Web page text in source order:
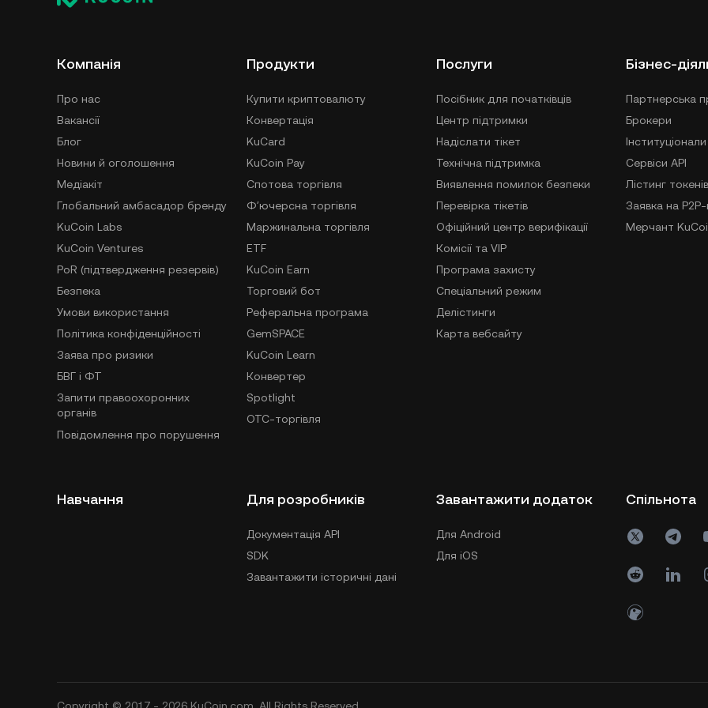
Компанія
Про нас
Вакансії
Блог
Новини й оголошення
Медіакіт
Глобальний амбасадор бренду
KuCoin Labs
KuCoin Ventures
PoR (підтвердження резервів)
Безпека
Умови використання
Політика конфіденційності
Заява про ризики
БВГ і ФТ
Запити правоохоронних
органів
Повідомлення про порушення
Продукти
Купити криптовалюту
Конвертація
KuCard
KuCoin Pay
Спотова торгівля
Фʼючерсна торгівля
Маржинальна торгівля
ETF
KuCoin Earn
Торговий бот
Реферальна програма
GemSPACE
KuCoin Learn
Конвертер
Spotlight
OTC-торгівля
Послуги
Посібник для початківців
Центр підтримки
Надіслати тікет
Технічна підтримка
Виявлення помилок безпеки
Перевірка тікетів
Офіційний центр верифікації
Комісії та VIP
Програма захисту
Спеціальний режим
Делістинги
Карта вебсайту
Бізнес-
Партнерська
Брокери
Інституціонали
Сервіси API
Лістинг токенів
Заявка на
Мерчант
Навчання Для розробників
Документація API
SDK
Завантажити історичні дані
Завантажити додаток
Для Android
Для iOS
Спільнота